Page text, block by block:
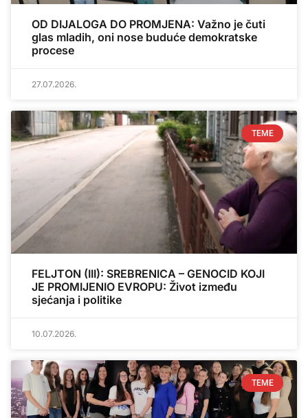
OD DIJALOGA DO PROMJENA: Važno je čuti
glas mladih, oni nose buduće demokratske
procese
27.07.2026.
TEME
FELJTON (III): SREBRENICA – GENOCID KOJI
JE PROMIJENIO EVROPU: Život između
sjećanja i politike
10.07.2026.
TEME